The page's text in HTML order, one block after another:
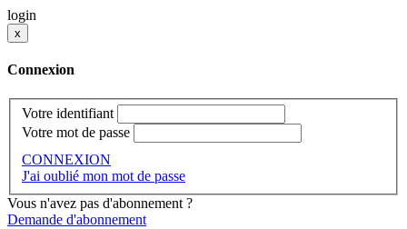
login
x
Connexion
Votre identifiant
Votre mot de passe
CONNEXION
J'ai oublié mon mot de passe
Vous n'avez pas d'abonnement ?
Demande d'abonnement